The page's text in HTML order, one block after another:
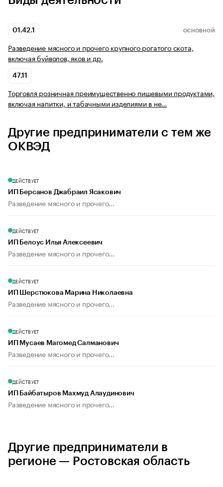
01.42.1 ОСНОВНОЙ
Разведение мясного и прочего крупного рогатого скота,
включая буйволов, яков и др.
47.11
Торговля розничная преимущественно пищевыми продуктами,
включая напитки, и табачными изделиями в не…
Другие предприниматели с тем же
ОКВЭД
ДЕЙСТВУЕТ
ИП Берсанов Джабраил Ясакович
Разведение мясного и прочего...
ДЕЙСТВУЕТ
ИП Белоус Илья Алексеевич
Разведение мясного и прочего...
ДЕЙСТВУЕТ
ИП Шерстюкова Марина Николаевна
Разведение мясного и прочего...
ДЕЙСТВУЕТ
ИП Мусаев Магомед Салманович
Разведение мясного и прочего...
ДЕЙСТВУЕТ
ИП Байбатыров Махмуд Алаудинович
Разведение мясного и прочего...
Другие предприниматели в
регионе — Ростовская область